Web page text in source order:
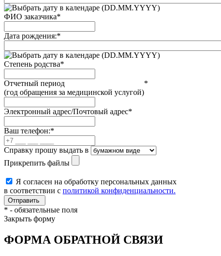
(DD.MM.YYYY)
ФИО заказчика*
Дата рождения:*
(DD.MM.YYYY)
Степень родства*
Отчетный период
(год обращения за медицинской услугой)
*
Электронный адрес/Почтовый адрес*
Ваш телефон:*
Справку прошу выдать в
Прикрепить файлы
Я согласен на обработку персональных данных
в соответствии с политикой конфиденциальности.
* - обязательные поля
Закрыть форму
ФОРМА ОБРАТНОЙ СВЯЗИ